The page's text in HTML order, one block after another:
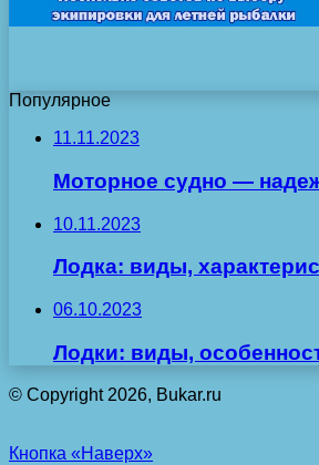
Популярное
11.11.2023
Моторное судно —
10.11.2023
Лодка: виды,
06.10.2023
Лодки: виды,
© Copyright 2026, Bukar.ru
Кнопка «Наверх»